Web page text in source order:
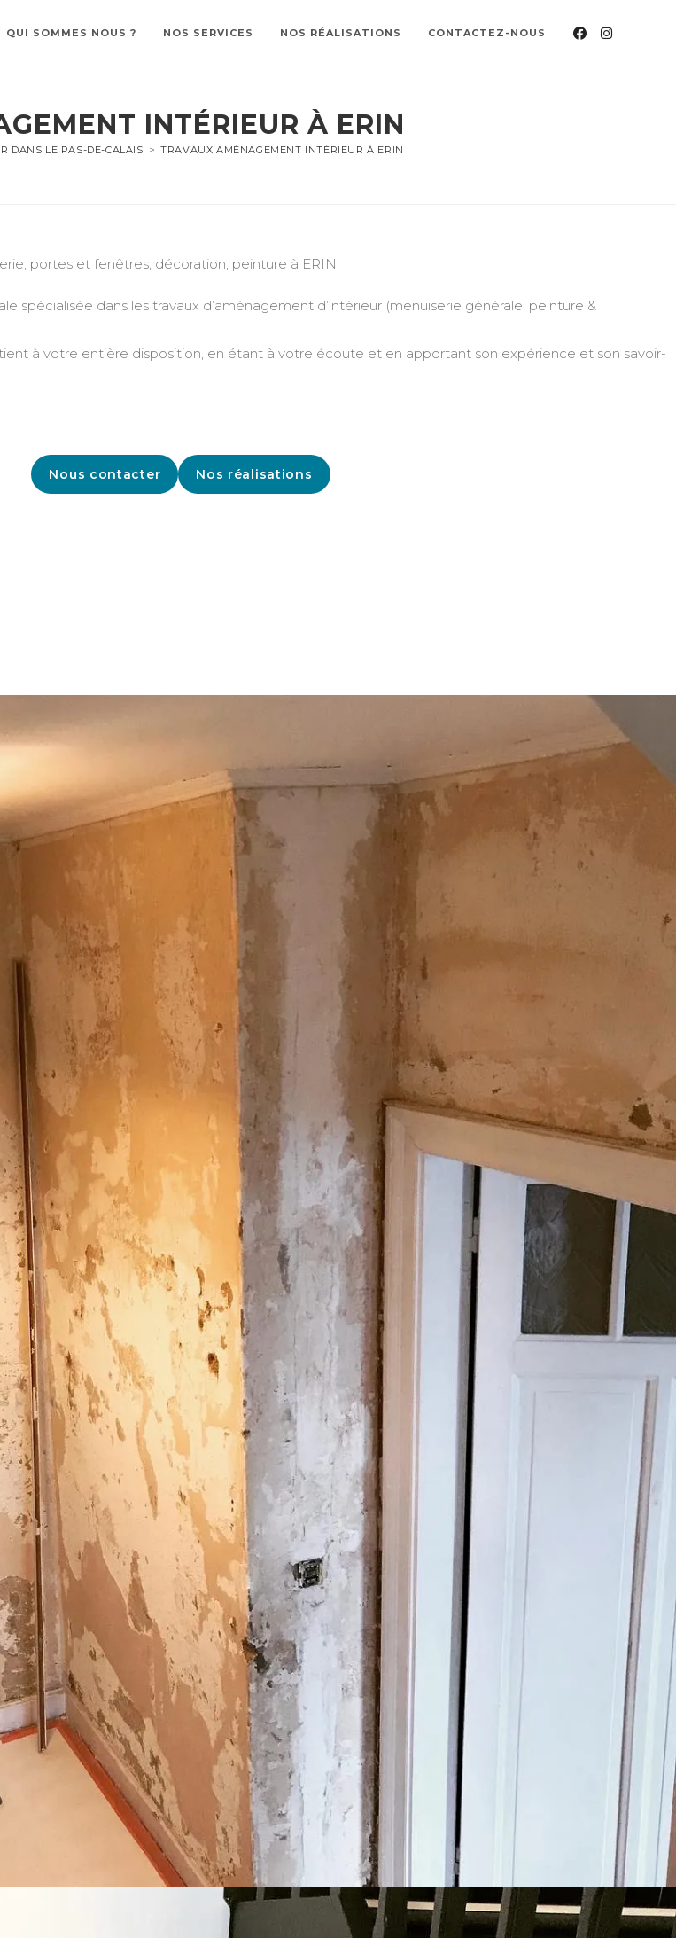
QUI SOMMES NOUS ? NOS SERVICES NOS RÉALISATIONS CONTACTEZ-NOUS
INTÉRIEUR À ERIN
DANS LE PAS-DE-CALAIS > TRAVAUX AMÉNAGEMENT INTÉRIEUR À ERIN
portes et fenêtres, décoration, peinture à ERIN.
spécialisée dans les travaux d’aménagement d’intérieur (menuiserie générale, peinture &
à votre entière disposition, en étant à votre écoute et en apportant son expérience et son savoir-
Nous contacter Nos réalisations